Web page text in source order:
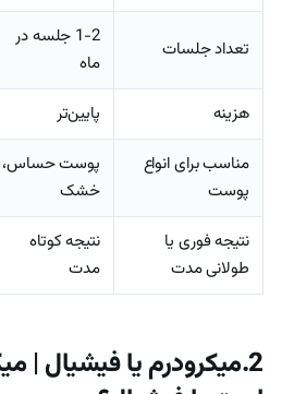
تعداد جلسات
1-2 جلسه در
ماه
هزینه
پایین‌تر
مناسب برای انواع
پوست
پوست حساس،
خشک
نتیجه فوری یا
طولانی مدت
نتیجه کوتاه
مدت
2.میکرودرم یا فیشیال |